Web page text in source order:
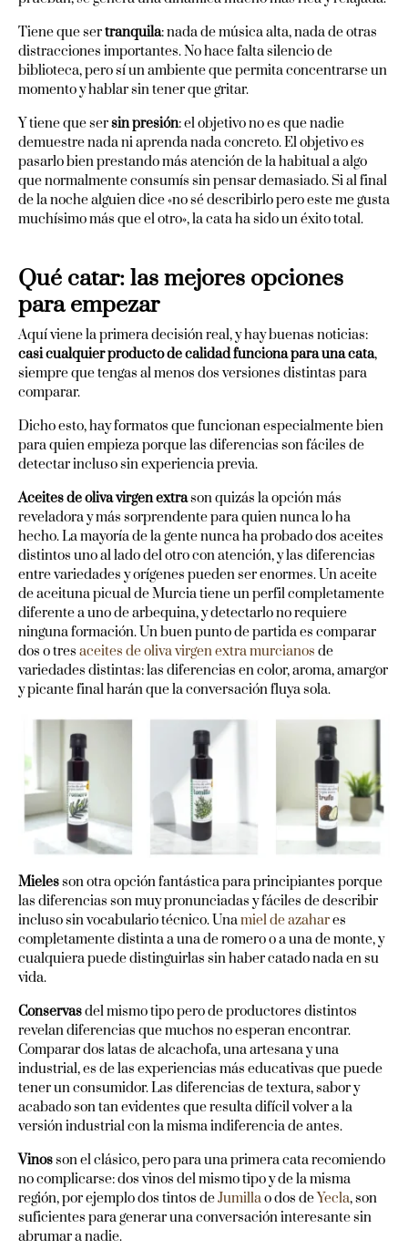
Tiene que sertranquila: nada de música alta, nada de otras
distracciones importantes. No hace falta silencio de
biblioteca, pero sí un ambiente que permita concentrarse un
momento y hablar sin tener que gritar.
Y tiene que sersin presión: el objetivo no es que nadie
demuestre nada ni aprenda nada concreto. El objetivo es
pasarlo bien prestando más atención de la habitual a algo
que normalmente consumís sin pensar demasiado. Si al final
de la noche alguien dice «no sé describirlo pero este me gusta
muchísimo más que el otro», la cata ha sido un éxito total.
Qué catar: las mejores opciones
para empezar
Aquí viene la primera decisión real, y hay buenas noticias:
casi cualquier producto de calidad funciona para una cata,
siempre que tengas al menos dos versiones distintas para
comparar.
Dicho esto, hay formatos que funcionan especialmente bien
para quien empieza porque las diferencias son fáciles de
detectar incluso sin experiencia previa.
Aceites de oliva virgen extrason quizás la opción más
reveladora y más sorprendente para quien nunca lo ha
hecho. La mayoría de la gente nunca ha probado dos aceites
distintos uno al lado del otro con atención, y las diferencias
entre variedades y orígenes pueden ser enormes. Un aceite
de aceituna picual de Murcia tiene un perfil completamente
diferente a uno de arbequina, y detectarlo no requiere
ninguna formación. Un buen punto de partida es comparar
dos o tres aceites de oliva virgen extra murcianos de
variedades distintas: las diferencias en color, aroma, amargor
y picante final harán que la conversación fluya sola.
Mielesson otra opción fantástica para principiantes porque
las diferencias son muy pronunciadas y fáciles de describir
incluso sin vocabulario técnico. Unamiel de azahares
completamente distinta a una de romero o a una de monte, y
cualquiera puede distinguirlas sin haber catado nada en su
vida.
Conservasdel mismo tipo pero de productores distintos
revelan diferencias que muchos no esperan encontrar.
Comparar dos latas de alcachofa, una artesana y una
industrial, es de las experiencias más educativas que puede
tener un consumidor. Las diferencias de textura, sabor y
acabado son tan evidentes que resulta difícil volver a la
versión industrial con la misma indiferencia de antes.
Vinosson el clásico, pero para una primera cata recomiendo
no complicarse: dos vinos del mismo tipo y de la misma
región, por ejemplo dos tintos deJumillao dos deYecla, son
suficientes para generar una conversación interesante sin
abrumar a nadie.